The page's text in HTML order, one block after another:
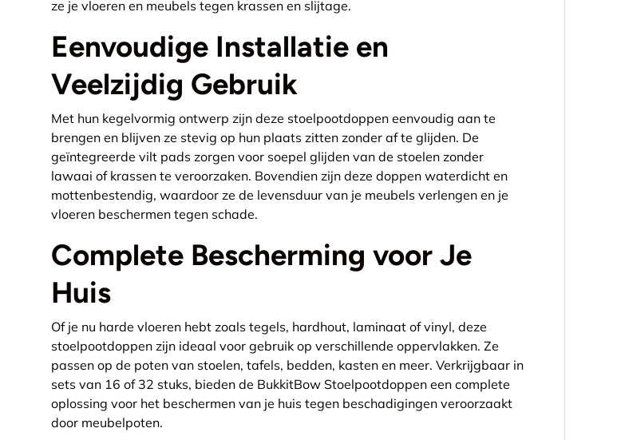
ze je vloeren en meubels tegen krassen en slijtage.
Eenvoudige Installatie en
Veelzijdig Gebruik
Met hun kegelvormig ontwerp zijn deze stoelpootdoppen eenvoudig aan te
brengen en blijven ze stevig op hun plaats zitten zonder af te glijden. De
geïntegreerde vilt pads zorgen voor soepel glijden van de stoelen zonder
lawaai of krassen te veroorzaken. Bovendien zijn deze doppen waterdicht en
mottenbestendig, waardoor ze de levensduur van je meubels verlengen en je
vloeren beschermen tegen schade.
Complete Bescherming voor Je
Huis
Of je nu harde vloeren hebt zoals tegels, hardhout, laminaat of vinyl, deze
stoelpootdoppen zijn ideaal voor gebruik op verschillende oppervlakken. Ze
passen op de poten van stoelen, tafels, bedden, kasten en meer. Verkrijgbaar in
sets van 16 of 32 stuks, bieden de BukkitBow Stoelpootdoppen een complete
oplossing voor het beschermen van je huis tegen beschadigingen veroorzaakt
door meubelpoten.